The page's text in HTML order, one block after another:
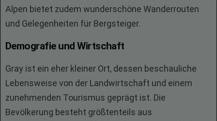
Alpen bietet zudem wunderschöne Wanderrouten
und Gelegenheiten für Bergsteiger.
Demografie und Wirtschaft
Gray ist ein eher kleiner Ort, dessen beschauliche
Lebensweise von der Landwirtschaft und einem
zunehmenden Tourismus geprägt ist. Die
Bevölkerung besteht größtenteils aus